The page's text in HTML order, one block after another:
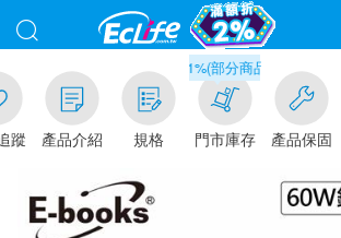
蹤 產品介紹 規格
滿千元門市取貨現折1%(部分商品不適用)-請點我看
門市庫存 產品保固